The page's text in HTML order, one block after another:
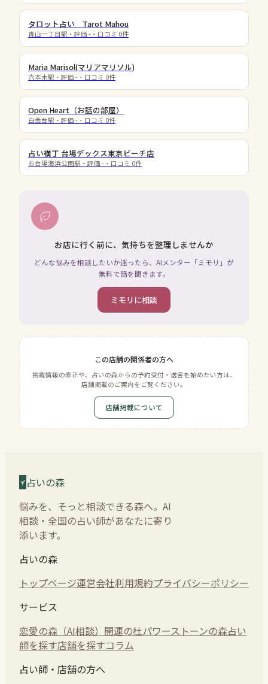
タロット占い Tarot Mahou
青山一丁目駅 ・評価 - ・口コミ 0件
Maria Marisol(マリアマリソル)
六本木駅 ・評価 - ・口コミ 0件
Open Heart（お話の部屋）
白金台駅 ・評価 - ・口コミ 0件
占い横丁 台場デックス東京ビーチ店
お台場海浜公園駅 ・評価 - ・口コミ 0件
お店に行く前に、気持ちを整理しませんか
どんな悩みを相談したいか迷ったら、AIメンター「ミモリ」が
無料で話を聞きます。
ミモリに相談
この店舗の関係者の方へ
掲載情報の修正や、占いの森からの予約受付・送客を始めたい方は、
店舗掲載のご案内をご覧ください。
店舗掲載について
占いの森
悩みを、そっと相談できる森へ。AI
相談・全国の占い師があなたに寄り
添います。
占いの森
トップページ運営会社利用規約プライバシーポリシー
サービス
恋愛の森（AI相談） 開運の杜パワーストーンの森占い
師を探す店舗を探すコラム
占い師・店舗の方へ